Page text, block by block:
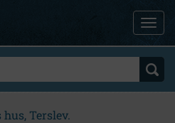
Terslev.